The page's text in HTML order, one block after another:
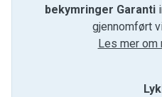
bekymringer Garanti
gjennomført
Les mer om